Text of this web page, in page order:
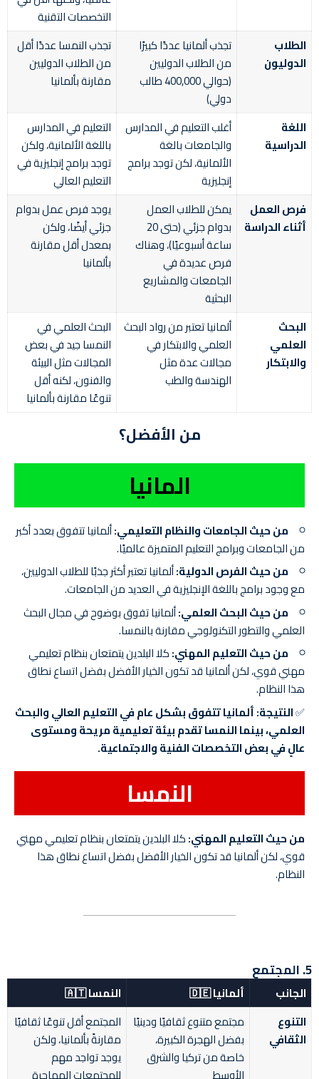
التخصصات التقنية
الطلاب
الدوليون
تجذب ألمانيا عددًا كبيرًا
من الطلاب الدوليين
(حوالي 400,000 طالب
دولي)
تجذب النمسا عددًا أقل
من الطلاب الدوليين
مقارنة بألمانيا
اللغة
الدراسية
أغلب التعليم في المدارس
والجامعات بالغة
الألمانية، لكن توجد برامج
إنجليزية
التعليم في المدارس
باللغة الألمانية، ولكن
توجد برامج إنجليزية في
التعليم العالي
فرص العمل
أثناء الدراسة
يمكن للطلاب العمل
بدوام جزئي (حتى 20
ساعة أسبوعيًا)، وهناك
فرص عديدة في
الجامعات والمشاريع
البحثية
يوجد فرص عمل بدوام
جزئي أيضًا، ولكن
بمعدل أقل مقارنة
بألمانيا
البحث
العلمي
والابتكار
ألمانيا تعتبر من رواد البحث
العلمي والابتكار في
مجالات عدة مثل
الهندسة والطب
البحث العلمي في
النمسا جيد في بعض
المجالات مثل البيئة
والفنون، لكنه أقل
تنوعًا مقارنة بألمانيا
من الأفضل؟
المانيا
من حيث الجامعات والنظام التعليمي:ألمانيا تتفوق بعدد أكبر
من الجامعات وبرامج التعليم المتميزة عالميًا.
من حيث الفرص الدولية:ألمانيا تعتبر أكثر جذبًا للطلاب الدوليين،
مع وجود برامج باللغة الإنجليزية في العديد من الجامعات.
من حيث البحث العلمي:ألمانيا تفوق بوضوح في مجال البحث
العلمي والتطور التكنولوجي مقارنة بالنمسا.
من حيث التعليم المهني:كلا البلدين يتمتعان بنظام تعليمي
مهني قوي، لكن ألمانيا قد تكون الخيار الأفضل بفضل اتساع نطاق
هذا النظام.
✅النتيجة:ألمانيا تتفوق بشكل عام في التعليم العالي والبحث
العلمي، بينما النمسا تقدم بيئة تعليمية مريحة ومستوى
عالٍ في بعض التخصصات الفنية والاجتماعية.
النمسا
من حيث التعليم المهني:كلا البلدين يتمتعان بنظام تعليمي مهني
قوي، لكن ألمانيا قد تكون الخيار الأفضل بفضل اتساع نطاق هذا
النظام.
5. المجتمع
الجانب ألمانيا 🇩🇪
النمسا 🇦🇹
التنوع
الثقافي
مجتمع متنوع ثقافيًا ودينيًا
بفضل الهجرة الكبيرة،
خاصة من تركيا والشرق
الأوسط
المجتمع أقل تنوعًا ثقافيًا
مقارنةً بألمانيا، ولكن
يوجد تواجد مهم
للمجتمعات المهاجرة